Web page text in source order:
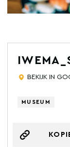
BEKIJK IN
MUSEUM